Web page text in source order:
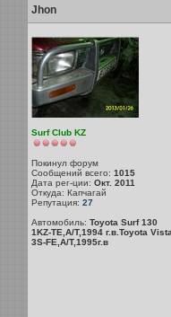
Jhon
Surf Club KZ
Покинул форум
Сообщений всего: 1015
Дата рег-ции: Окт. 2011
Откуда: Капчагай
Репутация: 27
Автомобиль: Toyota Surf 130
1KZ-TE,A/T,1994 г.в.Toyota Vista
3S-FE,A/T,1995г.в